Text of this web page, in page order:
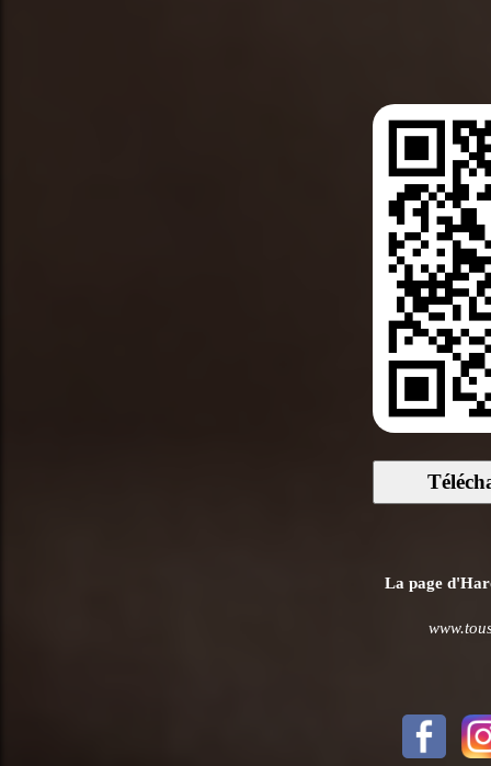
La page